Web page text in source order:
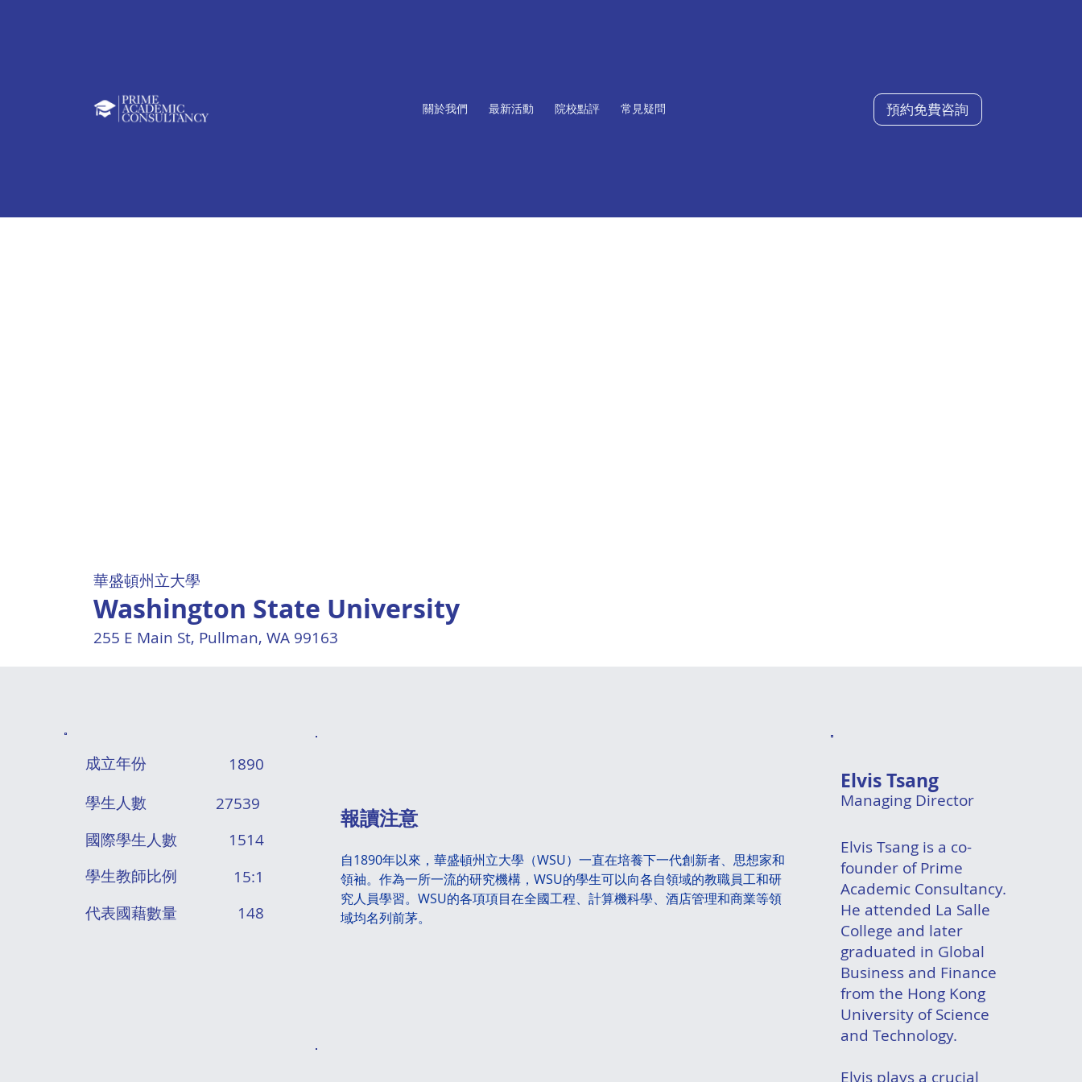
關於我們 最新活動 院校點評 常見疑問 預約免費咨詢
華盛頓州立大學
Washington State University
255 E Main St, Pullman, WA 99163
成立年份
1890
​學生人數
27539
國際​學生人數
1514
學生教師比例
15:1
代表國藉數量
148
Managing Director
Elvis Tsang
Elvis Tsang is a co-
founder of Prime
Academic Consultancy.
He attended La Salle
College and later
graduated in Global
Business and Finance
from the Hong Kong
University of Science
and Technology.
Elvis plays a crucial
​報讀注意
自1890年以來，華盛頓州立大學（WSU）一直在培養下一代創新者、思想家和
領袖。作為一所一流的研究機構，WSU的學生可以向各自領域的教職員工和研
究人員學習。WSU的各項項目在全國工程、計算機科學、酒店管理和商業等領
域均名列前茅。